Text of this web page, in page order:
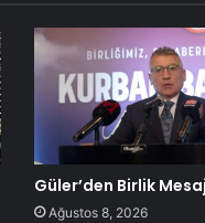
Güler’den Birlik
Ağustos 8, 2026